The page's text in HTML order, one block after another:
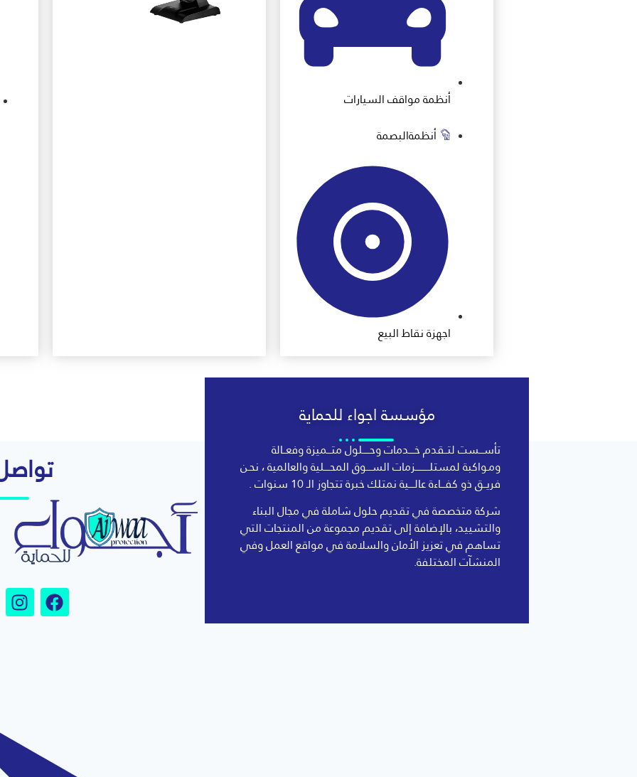
أنظمة مواقف السيارات
أنظمةالبصمة
اجهزة نقاط البيع
مؤسسة اجواء للحماية
تأســـست لتــقدم خــــدمات وحـــــلول متـــميزة وفعــالة
ومـواكبة لمستلــــــــــزمات الســــوق المحــــلية والعالمية ، نحـن
فريــق ذو كفـــاءة عالــــية نمتلك خبرة تتجاوز الـ 10 سنوات .
شركة متخصصة في تقديم حلول شاملة في مجال البناء
والتشييد، بالإضافة إلى تقديم مجموعة من المنتجات التي
تساهم في تعزيز الأمان والسلامة في مواقع العمل وفي
المنشآت المختلفة.